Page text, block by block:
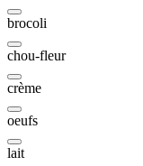
brocoli
chou-fleur
crème
oeufs
lait